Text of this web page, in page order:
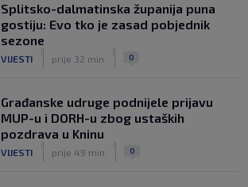
Splitsko-dalmatinska županija puna
gostiju: Evo tko je zasad pobjednik
sezone
VIJESTI prije 32 min 0
Građanske udruge podnijele prijavu
MUP-u i DORH-u zbog ustaških
pozdrava u Kninu
VIJESTI prije 49 min 0